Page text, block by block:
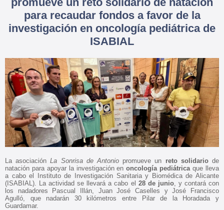
para recaudar fondos a favor de la
investigación en oncología pediátrica de
ISABIAL
La asociaciónLa Sonrisa de Antonio promueve un reto solidariode
natación para apoyar la investigación enoncología pediátricaque lleva
a cabo el Instituto de Investigación Sanitaria y Biomédica de Alicante
(ISABIAL). La actividad se llevará a cabo el 28 de junio, y contará con
los nadadores Pascual Illán, Juan José Caselles y José Francisco
Agulló, que nadarán 30 kilómetros entre Pilar de la Horadada y
Guardamar.